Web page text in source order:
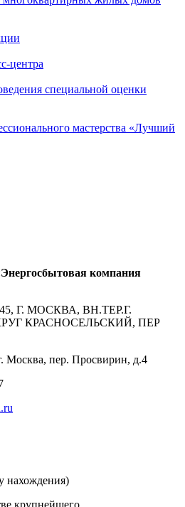
центра
специальной оценки
мастерства «Лучший
компания
Г. МОСКВА, ВН.ТЕР.Г.
КРАСНОСЕЛЬСКИЙ, ПЕР
Москва, пер. Просвирин, д.4
нахождения)
крупнейшего